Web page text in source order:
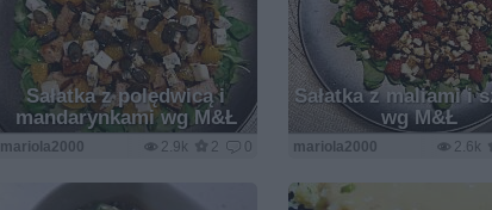
Sałatka z polędwicą i
mandarynkami wg M&Ł
2.9k 2 0
mariola2000
Sałatka z maliami i
wg M&Ł
2.6k
mariola2000